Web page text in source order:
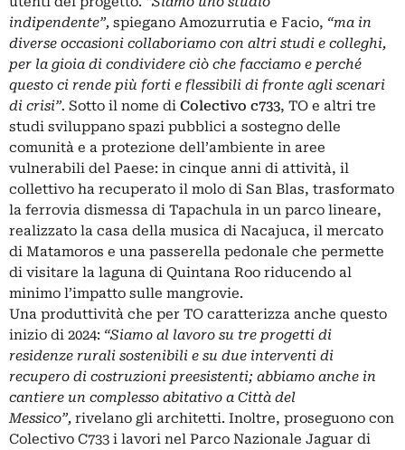
indipendente”, spiegano Amozurrutia e Facio, “ma in
diverse occasioni collaboriamo con altri studi e colleghi,
per la gioia di condividere ciò che facciamo e perché
questo ci rende più forti e flessibili di fronte agli scenari
di crisi”. Sotto il nome di Colectivo c733, TO e altri tre
studi sviluppano spazi pubblici a sostegno delle
comunità e a protezione dell’ambiente in aree
vulnerabili del Paese: in cinque anni di attività, il
collettivo ha recuperato il molo di San Blas, trasformato
la ferrovia dismessa di Tapachula in un parco lineare,
realizzato la casa della musica di Nacajuca, il mercato
di Matamoros e una passerella pedonale che permette
di visitare la laguna di Quintana Roo riducendo al
minimo l’impatto sulle mangrovie.
Una produttività che per TO caratterizza anche questo
inizio di 2024: “Siamo al lavoro su tre progetti di
residenze rurali sostenibili e su due interventi di
recupero di costruzioni preesistenti; abbiamo anche in
cantiere un complesso abitativo a Città del
Messico”, rivelano gli architetti. Inoltre, proseguono con
Colectivo C733 i lavori nel Parco Nazionale Jaguar di